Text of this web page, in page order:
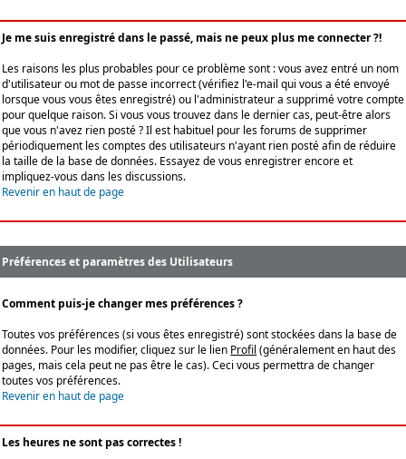
Je me suis enregistré dans le passé, mais ne peux plus me connecter ?!
Les raisons les plus probables pour ce problème sont : vous avez entré un nom
d'utilisateur ou mot de passe incorrect (vérifiez l'e-mail qui vous a été envoyé
lorsque vous vous êtes enregistré) ou l'administrateur a supprimé votre compte
pour quelque raison. Si vous vous trouvez dans le dernier cas, peut-être alors
que vous n'avez rien posté ? Il est habituel pour les forums de supprimer
périodiquement les comptes des utilisateurs n'ayant rien posté afin de réduire
la taille de la base de données. Essayez de vous enregistrer encore et
impliquez-vous dans les discussions.
Revenir en haut de page
Préférences et paramètres des Utilisateurs
Comment puis-je changer mes préférences ?
Toutes vos préférences (si vous êtes enregistré) sont stockées dans la base de
données. Pour les modifier, cliquez sur le lien Profil (généralement en haut des
pages, mais cela peut ne pas être le cas). Ceci vous permettra de changer
toutes vos préférences.
Revenir en haut de page
Les heures ne sont pas correctes !